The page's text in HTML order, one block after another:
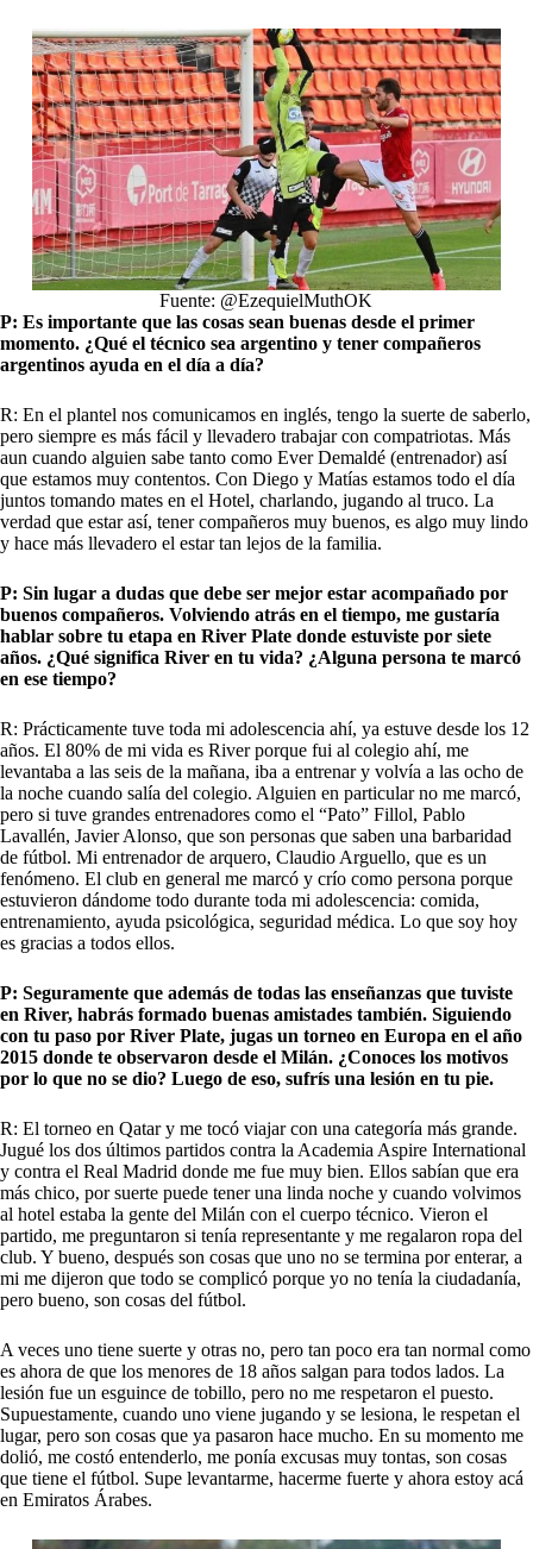
Fuente: @EzequielMuthOK
P: Es importante que las cosas sean buenas desde el primer
momento. ¿Qué el técnico sea argentino y tener compañeros
argentinos ayuda en el día a día?
R: En el plantel nos comunicamos en inglés, tengo la suerte de saberlo,
pero siempre es más fácil y llevadero trabajar con compatriotas. Más
aun cuando alguien sabe tanto como Ever Demaldé (entrenador) así
que estamos muy contentos. Con Diego y Matías estamos todo el día
juntos tomando mates en el Hotel, charlando, jugando al truco. La
verdad que estar así, tener compañeros muy buenos, es algo muy lindo
y hace más llevadero el estar tan lejos de la familia.
P: Sin lugar a dudas que debe ser mejor estar acompañado por
buenos compañeros. Volviendo atrás en el tiempo, me gustaría
hablar sobre tu etapa en River Plate donde estuviste por siete
años. ¿Qué significa River en tu vida? ¿Alguna persona te marcó
en ese tiempo?
R: Prácticamente tuve toda mi adolescencia ahí, ya estuve desde los 12
años. El 80% de mi vida es River porque fui al colegio ahí, me
levantaba a las seis de la mañana, iba a entrenar y volvía a las ocho de
la noche cuando salía del colegio. Alguien en particular no me marcó,
pero si tuve grandes entrenadores como el “Pato” Fillol, Pablo
Lavallén, Javier Alonso, que son personas que saben una barbaridad
de fútbol. Mi entrenador de arquero, Claudio Arguello, que es un
fenómeno. El club en general me marcó y crío como persona porque
estuvieron dándome todo durante toda mi adolescencia: comida,
entrenamiento, ayuda psicológica, seguridad médica. Lo que soy hoy
es gracias a todos ellos.
P: Seguramente que además de todas las enseñanzas que tuviste
en River, habrás formado buenas amistades también. Siguiendo
con tu paso por River Plate, jugas un torneo en Europa en el año
2015 donde te observaron desde el Milán. ¿Conoces los motivos
por lo que no se dio? Luego de eso, sufrís una lesión en tu pie.
R: El torneo en Qatar y me tocó viajar con una categoría más grande.
Jugué los dos últimos partidos contra la Academia Aspire International
y contra el Real Madrid donde me fue muy bien. Ellos sabían que era
más chico, por suerte puede tener una linda noche y cuando volvimos
al hotel estaba la gente del Milán con el cuerpo técnico. Vieron el
partido, me preguntaron si tenía representante y me regalaron ropa del
club. Y bueno, después son cosas que uno no se termina por enterar, a
mi me dijeron que todo se complicó porque yo no tenía la ciudadanía,
pero bueno, son cosas del fútbol.
A veces uno tiene suerte y otras no, pero tan poco era tan normal como
es ahora de que los menores de 18 años salgan para todos lados. La
lesión fue un esguince de tobillo, pero no me respetaron el puesto.
Supuestamente, cuando uno viene jugando y se lesiona, le respetan el
lugar, pero son cosas que ya pasaron hace mucho. En su momento me
dolió, me costó entenderlo, me ponía excusas muy tontas, son cosas
que tiene el fútbol. Supe levantarme, hacerme fuerte y ahora estoy acá
en Emiratos Árabes.